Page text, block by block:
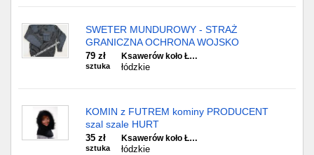
SWETER MUNDUROWY - STRAŻ
GRANICZNA OCHRONA WOJSKO
79 zł
sztuka
Ksawerów koło Ł…
łódzkie
KOMIN z FUTREM kominy PRODUCENT
szal szale HURT
35 zł
sztuka
Ksawerów koło Ł…
łódzkie